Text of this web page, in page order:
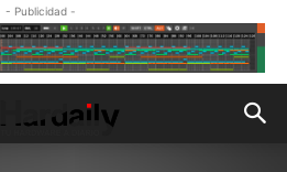
- Publicidad -